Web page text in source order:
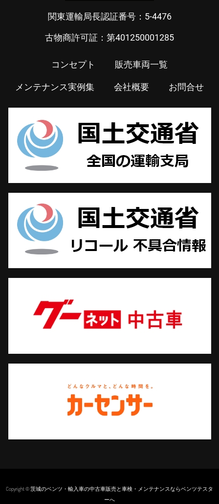
関東運輸局長認証番号：5-4476
古物商許可証：第401250001285
コンセプト 販売車両一覧
メンテナンス実例集 会社概要 お問合せ
Copyright © 茨城のベンツ・輸入車の中古車販売と車検・メンテナンスならベンツテスタ
ーへ